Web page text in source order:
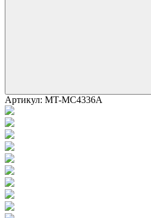
Артикул: MT-MC4336A